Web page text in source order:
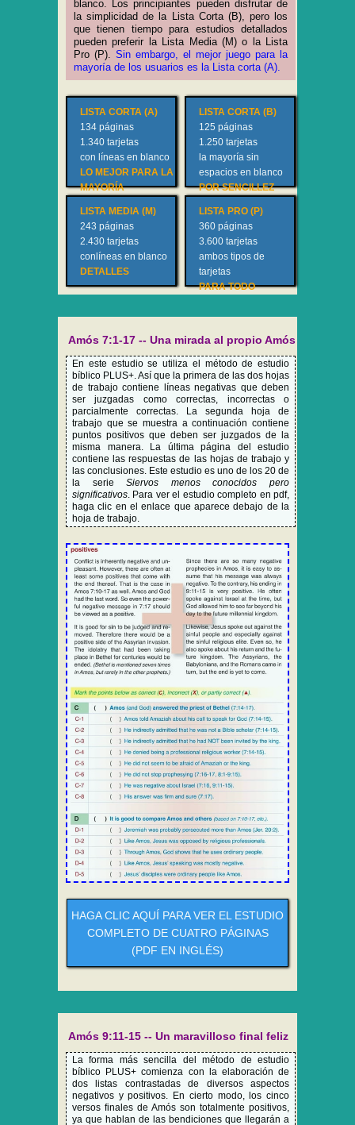
blanco. Los principiantes pueden disfrutar de
la simplicidad de la Lista Corta (B), pero los
que tienen tiempo para estudios detallados
pueden preferir la Lista Media (M) o la Lista
Pro (P). Sin embargo, el mejor juego para la
mayoría de los usuarios es la Lista corta (A).
LISTA CORTA (A)
134 páginas
1.340 tarjetas
con líneas en blanco
LO MEJOR PARA LA
MAYORÍA
LISTA CORTA (B)
125 páginas
1.250 tarjetas
la mayoría sin
espacios en blanco
POR SENCILLEZ
LISTA MEDIA (M)
243 páginas
2.430 tarjetas
con líneas en blanco
DETALLES
LISTA PRO (P)
360 páginas
3.600 tarjetas
ambos tipos de
tarjetas
PARA TODO
Amós 7:1-17 -- Una mirada al propio Amós
En este estudio se utiliza el método de estudio
bíblico PLUS+. Así que la primera de las dos hojas
de trabajo contiene líneas negativas que deben
ser juzgadas como correctas, incorrectas o
parcialmente correctas. La segunda hoja de
trabajo que se muestra a continuación contiene
puntos positivos que deben ser juzgados de la
misma manera. La última página del estudio
contiene las respuestas de las hojas de trabajo y
las conclusiones. Este estudio es uno de los 20 de
la serieSiervos menos conocidos pero
significativos. Para ver el estudio completo en pdf,
haga clic en el enlace que aparece debajo de la
hoja de trabajo.
HAGA CLIC AQUÍ PARA VER EL ESTUDIO
COMPLETO DE CUATRO PÁGINAS
(PDF EN INGLÉS)
Amós 9:11-15 -- Un maravilloso final feliz
La forma más sencilla del método de estudio
bíblico PLUS+ comienza con la elaboración de
dos listas contrastadas de diversos aspectos
negativos y positivos. En cierto modo, los cinco
versos finales de Amós son totalmente positivos,
ya que hablan de las bendiciones que llegarán a